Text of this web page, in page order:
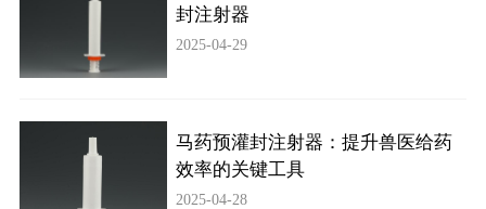
封注射器
2025-04-29
马药预灌封注射器：提升兽医给药
效率的关键工具
2025-04-28